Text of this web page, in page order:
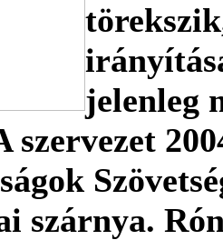
jelenleg
szervezet
szárnya.